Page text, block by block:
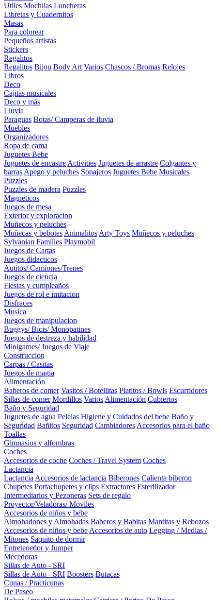
Utiles Mochilas Luncheras
Libretas y Cuadernitos
Masas
Para colorear
Pequeños artistas
Stickers
Regalitos
Regalitos Bijou Body Art Varios Chascos / Bromas Relojes
Libros
Deco
Cajitas musicales
Deco y más
Lluvia
Paraguas Botas/ Camperas de lluvia
Muebles
Organizadores
Ropa de cama
Juguetes Bebe
Juguetes de encastre Activities Juguetes de arrastre Colgantes y
barras Apego y peluches Sonajeros Juguetes Bebe Musicales
Puzzles
Puzzles de madera Puzzles
Magneticos
Juegos de mesa
Exterior y exploracion
Muñecos y peluches
Muñecas y bebotes Animalitos Arty Toys Muñecos y peluches
Sylvanian Families Playmobil
Juegos de Cartas
Juegos didacticos
Autitos/ Camiones/Trenes
Juegos de ciencia
Fiestas y cumpleaños
Juegos de rol e imitacion
Disfraces
Musica
Juegos de manipulacion
Buggys/ Bicis/ Monopatines
Juegos de destreza y habilidad
Minigames/ Juegos de Viaje
Construccion
Carpas / Casitas
Juegos de magia
Alimentación
Baberos de comer Vasitos / Botellitas Platitos / Bowls Escurridores
Sillas de comer Mordillos Varios Alimentación Cubiertos
Baño y Seguridad
Juguetes de agua Pelelas Higiene y Cuidados del bebe Baño y
Seguridad Bañitos Seguridad Cambiadores Accesorios para el baño
Toallas
Gimnasios y alfombras
Coches
Accesorios de coche Coches / Travel System Coches
Lactancia
Lactancia Accesorios de lactancia Biberones Calienta biberon
Chupetes Portachupetes y clips Extractores Esterilizador
Intermediarios y Pezoneras Sets de regalo
Proyector/Veladoras/ Moviles
Accesorios de niños y bebe
Almohadones y Almohadas Baberos y Babitas Mantitas y Rebozos
Accesorios de niños y bebe Accesorios de auto Legging / Medias /
Mitones Saquito de dormir
Entretenedor y Jumper
Mecedoras
Sillas de Auto - SRI
Sillas de Auto - SRI Boosters Butacas
Cunas / Practicunas
De Paseo